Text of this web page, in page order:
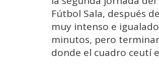
Fútbol Sala, después
muy intenso e
minutos, pero
donde el cuadro ceutí